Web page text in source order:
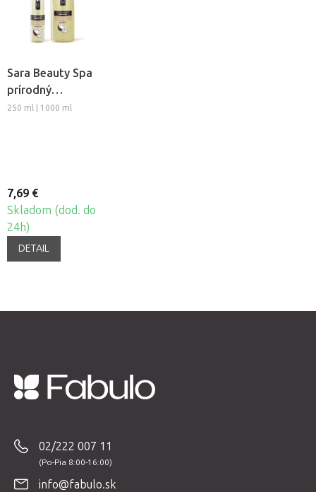
Sara Beauty Spa
prírodný
rastlinný
250 ml | 1000 ml
7,69 €
Skladom (dod. do
24h)
DETAIL
02/222 007 11
info@fabulo.sk